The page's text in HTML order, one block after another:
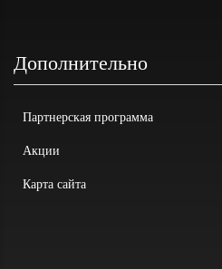
Дополнительно
Партнерская программа
Акции
Карта сайта